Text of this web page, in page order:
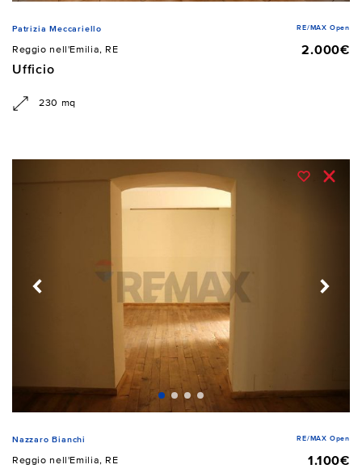
Patrizia Meccariello RE/MAX Open
Reggio nell'Emilia, RE
2.000€
Ufficio
230 mq
Nazzaro Bianchi RE/MAX Open
Reggio nell'Emilia, RE
1.100€